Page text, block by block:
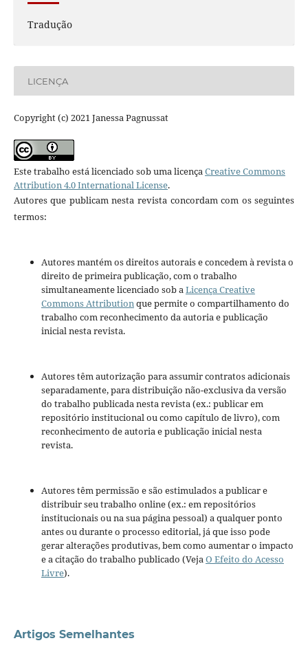
Tradução
LICENÇA
Copyright (c) 2021 Janessa Pagnussat
Este trabalho está licenciado sob uma licençaCreative Commons
Attribution 4.0 International License.
Autores que publicam nesta revista concordam com os seguintes
termos:
Autores mantém os direitos autorais e concedem à revista o
direito de primeira publicação, com o trabalho
simultaneamente licenciado sob aLicença Creative
Commons Attributionque permite o compartilhamento do
trabalho com reconhecimento da autoria e publicação
inicial nesta revista.
Autores têm autorização para assumir contratos adicionais
separadamente, para distribuição não-exclusiva da versão
do trabalho publicada nesta revista (ex.: publicar em
repositório institucional ou como capítulo de livro), com
reconhecimento de autoria e publicação inicial nesta
revista.
Autores têm permissão e são estimulados a publicar e
distribuir seu trabalho online (ex.: em repositórios
institucionais ou na sua página pessoal) a qualquer ponto
antes ou durante o processo editorial, já que isso pode
gerar alterações produtivas, bem como aumentar o impacto
e a citação do trabalho publicado (VejaO Efeito do Acesso
Livre).
Artigos Semelhantes